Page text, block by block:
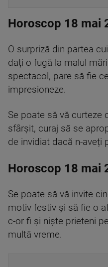
Horoscop 18 mai
O surpriză din partea
dați o fugă la malul
spectacol, pare să fie
impresioneze.
Se poate să vă curteze
sfârșit, curaj să se
de invidiat dacă n-aveți
Horoscop 18 mai
Se poate să vă invite
motiv festiv și să fie o
c-or fi și niște prieteni
multă vreme.